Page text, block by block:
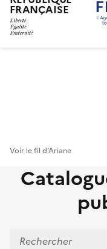
FRANÇAISE
Voir le fil d’Ariane